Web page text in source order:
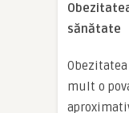
sănătate
mult o